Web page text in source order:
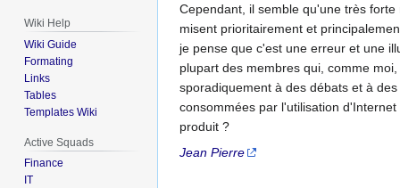
Cependant, il semble qu'une très
misent prioritairement et
je pense que c'est une erreur et une
plupart des membres qui, comme
sporadiquement à des débats et à
consommées par l'utilisation
produit ?
Jean Pierre
Wiki Help
Wiki Guide
Formating
Links
Tables
Templates Wiki
Active Squads
Finance
IT